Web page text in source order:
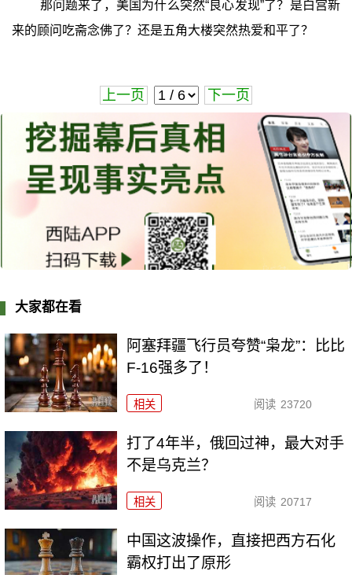
那问题来了，美国为什么突然“良心发现”了？是白宫新
来的顾问吃斋念佛了？还是五角大楼突然热爱和平了？
上一页 下一页
大家都在看
阿塞拜疆飞行员夸赞“枭龙”：比比
F-16强多了！
相关 阅读 23720
打了4年半，俄回过神，最大对手
不是乌克兰？
相关 阅读 20717
中国这波操作，直接把西方石化
霸权打出了原形